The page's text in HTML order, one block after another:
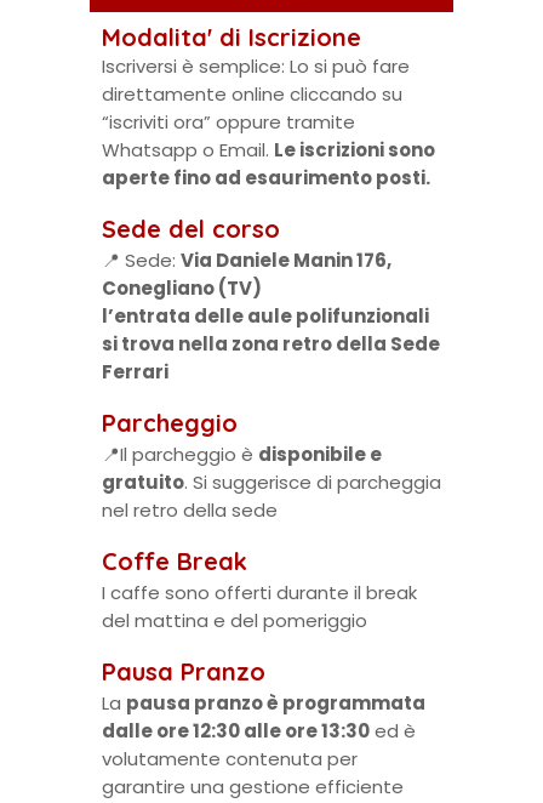
Modalita' di Iscrizione
Iscriversi è semplice: Lo si può fare
direttamente online cliccando su
“iscriviti ora” oppure tramite
Whatsapp o Email. Le iscrizioni sono
aperte fino ad esaurimento posti.
Sede del corso
📍 Sede: Via Daniele Manin 176,
Conegliano (TV)
l’entrata delle aule polifunzionali
si trova nella zona retro della Sede
Ferrari
Parcheggio
📍Il parcheggio è disponibile e
gratuito. Si suggerisce di parcheggia
nel retro della sede
Coffe Break
I caffe sono offerti durante il break
del mattina e del pomeriggio
Pausa Pranzo
La pausa pranzo è programmata
dalle ore 12:30 alle ore 13:30ed è
volutamente contenuta per
garantire una gestione efficiente